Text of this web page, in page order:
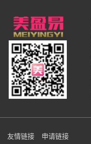
友情链接 申请链接